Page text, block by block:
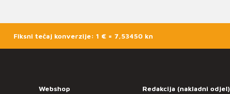
Fiksni tečaj konverzije: 1 € = 7,53450 kn
Webshop
Redakcija (nakladni odjel)